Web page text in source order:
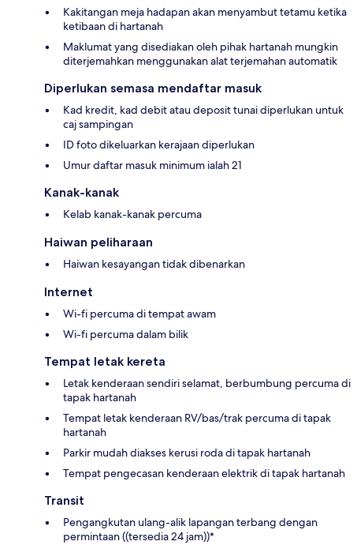
Kakitangan meja hadapan akan menyambut tetamu ketika
ketibaan di hartanah
Maklumat yang disediakan oleh pihak hartanah mungkin
diterjemahkan menggunakan alat terjemahan automatik
Diperlukan semasa mendaftar masuk
Kad kredit, kad debit atau deposit tunai diperlukan untuk
caj sampingan
ID foto dikeluarkan kerajaan diperlukan
Umur daftar masuk minimum ialah 21
Kanak-kanak
Kelab kanak-kanak percuma
Haiwan peliharaan
Haiwan kesayangan tidak dibenarkan
Internet
Wi-fi percuma di tempat awam
Wi-fi percuma dalam bilik
Tempat letak kereta
Letak kenderaan sendiri selamat, berbumbung percuma di
tapak hartanah
Tempat letak kenderaan RV/bas/trak percuma di tapak
hartanah
Parkir mudah diakses kerusi roda di tapak hartanah
Tempat pengecasan kenderaan elektrik di tapak hartanah
Transit
Pengangkutan ulang-alik lapangan terbang dengan
permintaan ((tersedia 24 jam))*